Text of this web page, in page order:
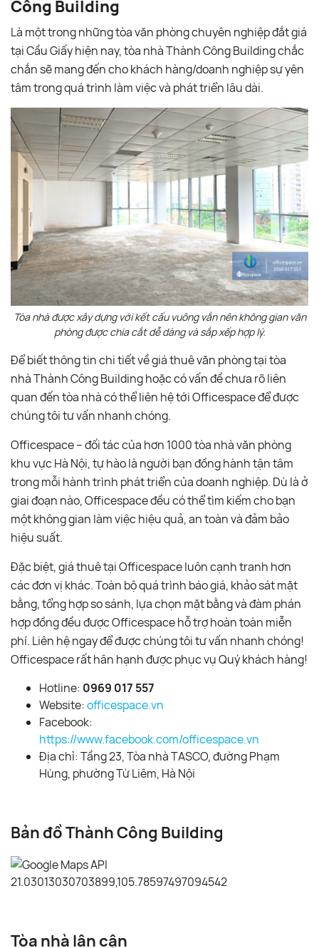
Công Building
Là một trong những tòa văn phòng chuyên nghiệp đắt giá
tại Cầu Giấy hiện nay, tòa nhà Thành Công Building chắc
chắn sẽ mang đến cho khách hàng/doanh nghiệp sự yên
tâm trong quá trình làm việc và phát triển lâu dài.
Tòa nhà được xây dựng với kết cấu vuông vắn nên không gian văn
phòng được chia cắt dễ dàng và sắp xếp hợp lý.
Để biết thông tin chi tiết về giá thuê văn phòng tại tòa
nhà Thành Công Building hoặc có vấn đề chưa rõ liên
quan đến tòa nhà có thể liên hệ tới Officespace để được
chúng tôi tư vấn nhanh chóng.
Officespace – đối tác của hơn 1000 tòa nhà văn phòng
khu vực Hà Nội, tự hào là người bạn đồng hành tận tâm
trong mỗi hành trình phát triển của doanh nghiệp. Dù là ở
giai đoạn nào, Officespace đều có thể tìm kiếm cho bạn
một không gian làm việc hiệu quả, an toàn và đảm bảo
hiệu suất.
Đặc biệt, giá thuê tại Officespace luôn cạnh tranh hơn
các đơn vị khác. Toàn bộ quá trình báo giá, khảo sát mặt
bằng, tổng hợp so sánh, lựa chọn mặt bằng và đàm phán
hợp đồng đều được Officespace hỗ trợ hoàn toàn miễn
phí. Liên hệ ngay để được chúng tôi tư vấn nhanh chóng!
Officespace rất hân hạnh được phục vụ Quý khách hàng!
Hotline: 0969 017 557
Website:officespace.vn
Facebook:
https://www.facebook.com/officespace.vn
Địa chỉ: Tầng 23, Tòa nhà TASCO, đường Phạm
Hùng, phường Từ Liêm, Hà Nội
Bản đồ Thành Công Building
Tòa nhà lân cận